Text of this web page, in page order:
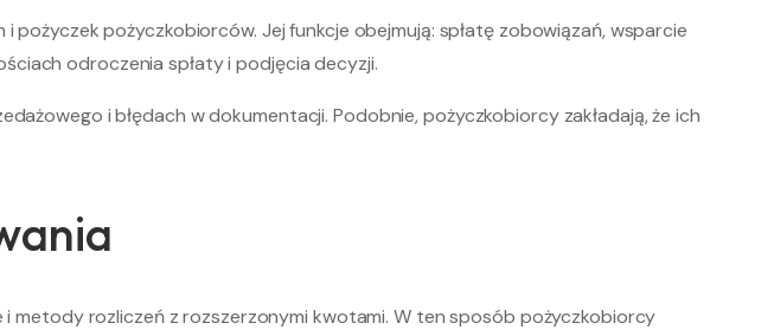
pożyczkobiorców. Jej funkcje obejmują: spłatę zobowiązań, wsparcie
odroczenia spłaty i podjęcia decyzji.
i błędach w dokumentacji. Podobnie, pożyczkobiorcy zakładają, że ich
i metody rozliczeń z rozszerzonymi kwotami. W ten sposób pożyczkobiorcy